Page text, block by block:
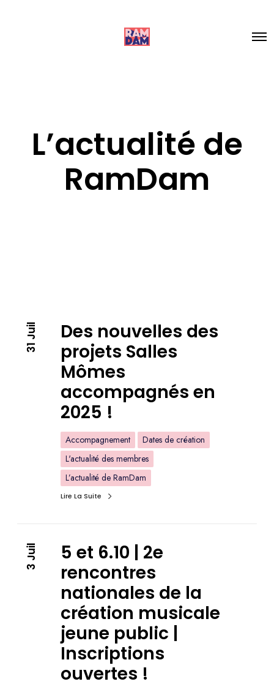
L’actualité de
RamDam
31 Juil
Des nouvelles des
projets Salles
Mômes
accompagnés en
2025 !
Accompagnement
Dates de création
L'actualité des membres
L’actualité de RamDam
Lire La Suite
3 Juil
5 et 6.10 | 2e
rencontres
nationales de la
création musicale
jeune public |
Inscriptions
ouvertes !